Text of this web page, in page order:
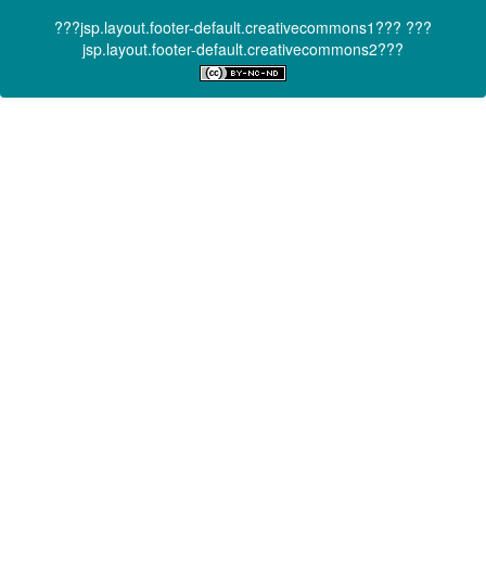
???jsp.layout.footer-default.creativecommons1??? ???
jsp.layout.footer-default.creativecommons2???